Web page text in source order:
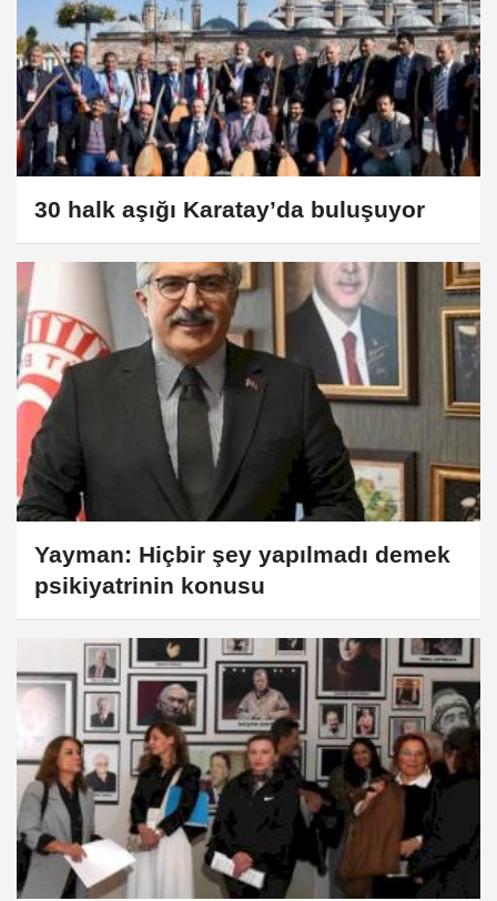
30 halk aşığı Karatay’da buluşuyor
Yayman: Hiçbir şey yapılmadı demek
psikiyatrinin konusu